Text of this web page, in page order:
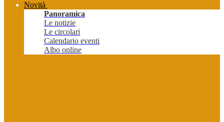
Novità
Panoramica
Le notizie
Le circolari
Calendario eventi
Albo online